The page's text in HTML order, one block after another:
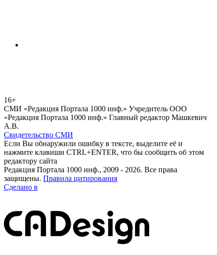
16+
СМИ «Редакция Портала 1000 инф.» Учредитель ООО
«Редакция Портала 1000 инф.» Главный редактор Машкевич
А.В.
Свидетельство СМИ
Если Вы обнаружили ошибку в тексте, выделите её и
нажмите клавиши CTRL+ENTER, что бы сообщить об этом
редактору сайта
Редакция Портала 1000 инф., 2009 - 2026. Все права
защищены. Правила цитирования
Сделано в